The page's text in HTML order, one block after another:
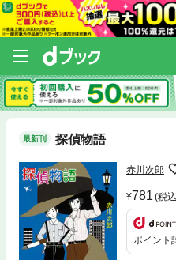
最新刊 探偵物語
赤川次郎
781 (税
ポイント